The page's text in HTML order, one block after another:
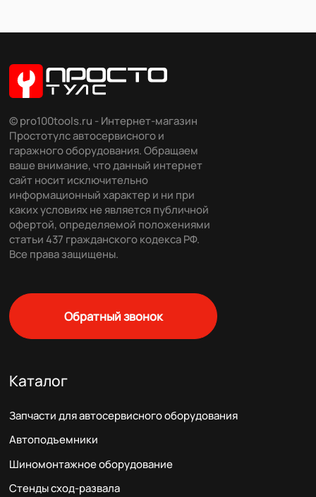
© pro100tools.ru - Интернет-магазин
Простотулс автосервисного и
гаражного оборудования. Обращаем
ваше внимание, что данный интернет
сайт носит исключительно
информационный характер и ни при
каких условиях не является публичной
офертой, определяемой положениями
статьи 437 гражданского кодекса РФ.
Все права защищены.
Обратный звонок
Каталог
Запчасти для автосервисного оборудования
Автоподъемники
Шиномонтажное оборудование
Стенды сход-развала